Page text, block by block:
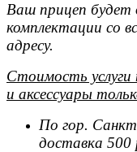
Ваш прицеп будет
комплектации со
адресу.
Стоимость услуги
и аксессуары
По гор.
доставка 500